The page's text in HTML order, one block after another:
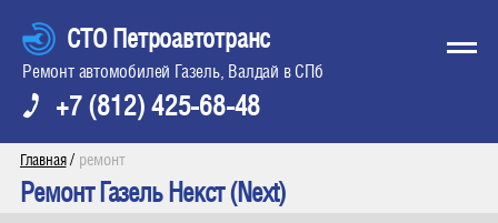
СТО Петроавтотранс
Ремонт автомобилей Газель, Валдай в СПб
+7 (812) 425-68-48
Главная/ ремонт
Ремонт Газель Некст (Next)